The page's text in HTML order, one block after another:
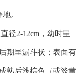
。
径2-12cm，幼时呈
期呈漏斗状；表面有
熟后浅棕色（或淡黄